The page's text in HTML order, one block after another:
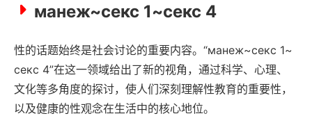
манеж~секс 1~секс 4
性的话题始终是社会讨论的重要内容。“манеж~секс 1~
секс 4”在这一领域给出了新的视角，通过科学、心理、
文化等多角度的探讨，使人们深刻理解性教育的重要性，
以及健康的性观念在生活中的核心地位。